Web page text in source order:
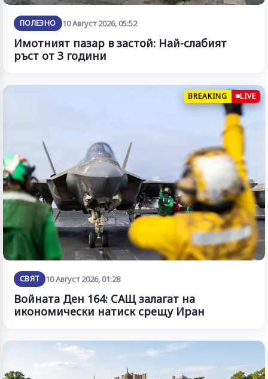
ПОЛЕЗНО 10 Август 2026, 05:52
Имотният пазар в застой: Най-слабият
ръст от 3 години
BREAKING LIVE
СВЯТ 10 Август 2026, 01:28
Войната Ден 164: САЩ залагат на
икономически натиск срещу Иран